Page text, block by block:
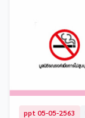
ppt 05-05-2563